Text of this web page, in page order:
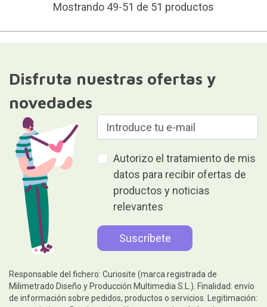
Mostrando 49-51 de 51 productos
Disfruta nuestras ofertas y
novedades
Autorizo el tratamiento de mis
datos para recibir ofertas de
productos y noticias
relevantes
Responsable del fichero: Curiosite (marca registrada de
Milimetrado Diseño y Producción Multimedia S.L.). Finalidad: envío
de información sobre pedidos, productos o servicios. Legitimación: